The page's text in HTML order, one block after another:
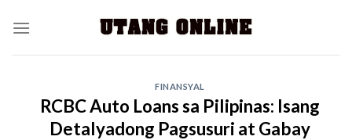
FINANSYAL
RCBC Auto Loans sa Pilipinas: Isang
Detalyadong Pagsusuri at Gabay